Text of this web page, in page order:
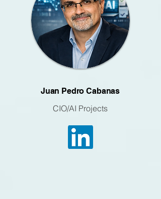
Juan Pedro Cabanas
CIO/AI Projects